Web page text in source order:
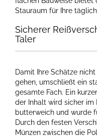
Stauraum für Ihre
Sicherer
Taler
Damit Ihre Schätze
gehen, umschließt ein
gesamte Fach. Ein
der Inhalt wird sicher im
butterweich und wurde
Durch den festen
Münzen zwischen die